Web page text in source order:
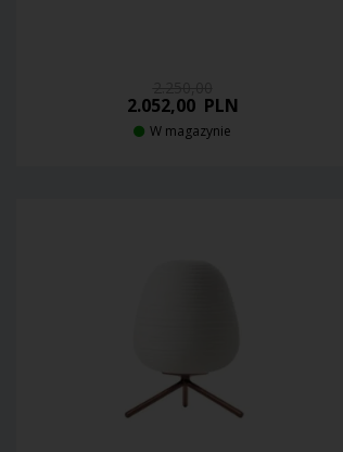
2.052,00PLN
W magazynie